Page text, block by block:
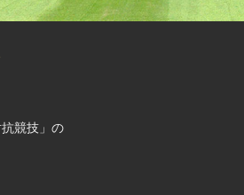
競技」の